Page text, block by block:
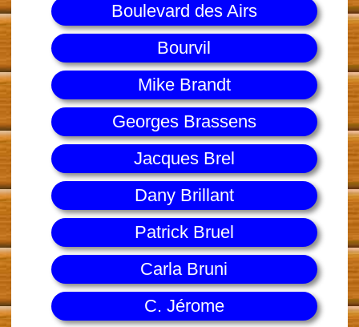
Boulevard des Airs
Bourvil
Mike Brandt
Georges Brassens
Jacques Brel
Dany Brillant
Patrick Bruel
Carla Bruni
C. Jérome